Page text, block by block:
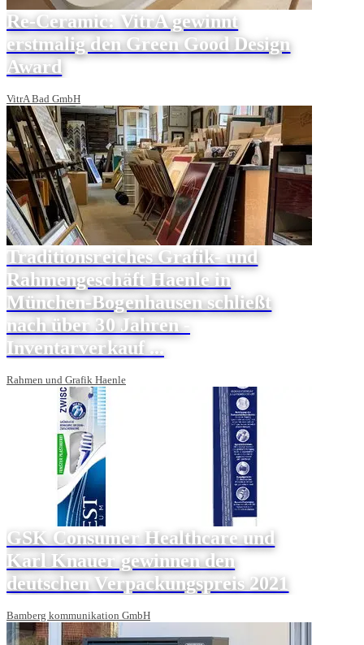
Re-Ceramic: VitrA gewinnt
erstmalig den Green Good Design
Award
VitrA Bad GmbH
Traditionsreiches Grafik- und
Rahmengeschäft Haenle in
München-Bogenhausen schließt
nach über 30 Jahren -
Inventarverkauf ...
Rahmen und Grafik Haenle
GSK Consumer Healthcare und
Karl Knauer gewinnen den
deutschen Verpackungspreis 2021
Bamberg kommunikation GmbH